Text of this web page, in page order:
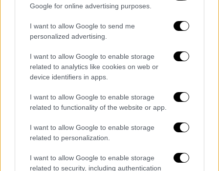
Google for online advertising purposes.
I want to allow Google to send me
personalized advertising.
I want to allow Google to enable storage
related to analytics like cookies on web or
device identifiers in apps.
I want to allow Google to enable storage
related to functionality of the website or app.
I want to allow Google to enable storage
related to personalization.
I want to allow Google to enable storage
related to security, including authentication
POPULAR VIDEOS
Μεσημεριανό δελτίο ειδήσεων